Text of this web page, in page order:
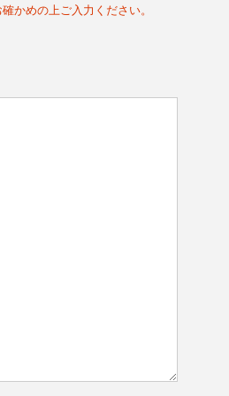
かめの上ご入力ください。